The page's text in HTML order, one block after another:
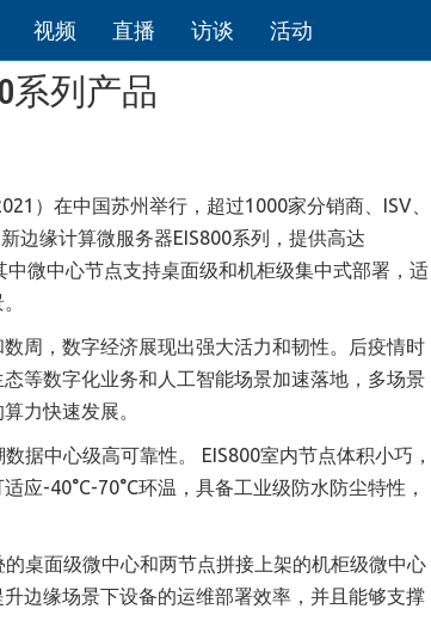
视频 直播 访谈 活动
系列产品
）在中国苏州举行，超过1000家分销商、ISV、
边缘计算微服务器EIS800系列，提供高达
微中心节点支持桌面级和机柜级集中式部署，适
周，数字经济展现出强大活力和韧性。后疫情时
等数字化业务和人工智能场景加速落地，多场景
力快速发展。
据中心级高可靠性。 EIS800室内节点体积小巧，
应-40°C-70°C环温，具备工业级防水防尘特性，
桌面级微中心和两节点拼接上架的机柜级微中心
边缘场景下设备的运维部署效率，并且能够支撑